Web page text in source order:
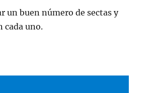
un buen número de sectas y
cada uno.